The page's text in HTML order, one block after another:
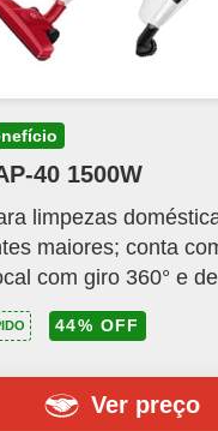
40 1500W
limpezas
maiores; conta
com giro 360° e
44% OFF
Ver preço